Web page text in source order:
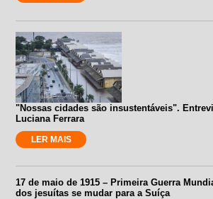
"Nossas cidades são insustentáveis".
Luciana Ferrara
LER MAIS
17 de maio de 1915 – Primeira Guerra
dos jesuítas se mudar para a Suíça